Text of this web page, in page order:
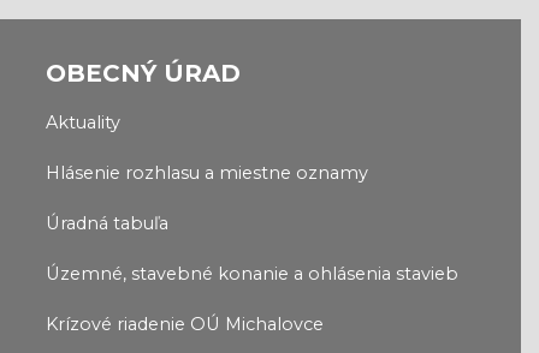
OBECNÝ ÚRAD
Aktuality
Hlásenie rozhlasu a miestne oznamy
Úradná tabuľa
Územné, stavebné konanie a ohlásenia stavieb
Krízové riadenie OÚ Michalovce